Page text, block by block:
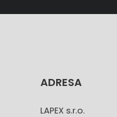
ADRESA
LAPEX s.r.o.